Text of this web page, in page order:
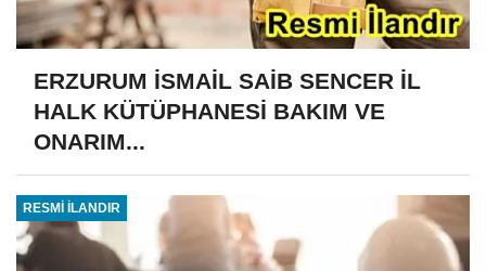
ERZURUM İSMAİL SAİB SENCER İL
HALK KÜTÜPHANESİ BAKIM VE
ONARIM...
RESMİ İLANDIR